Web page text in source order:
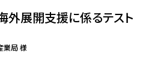
外展開支援に係るテスト
業局 様